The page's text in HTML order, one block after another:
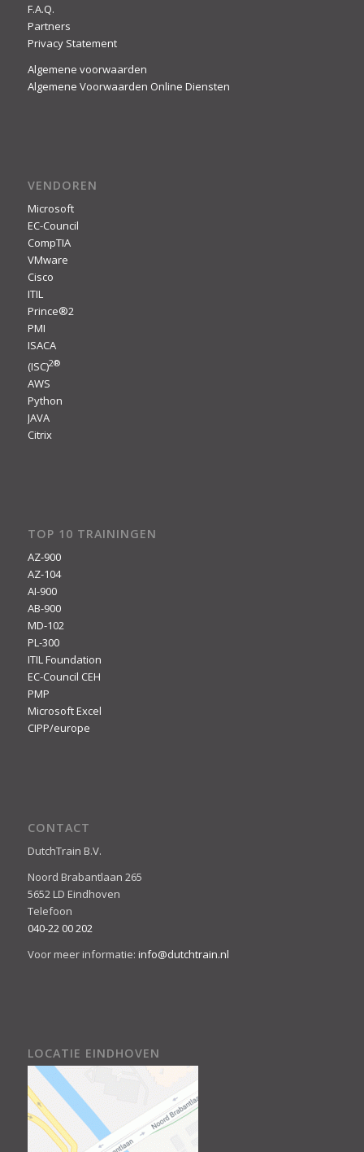
F.A.Q.
Partners
Privacy Statement
Algemene voorwaarden
Algemene Voorwaarden Online Diensten
VENDOREN
Microsoft
EC-Council
CompTIA
VMware
Cisco
ITIL
Prince®2
PMI
ISACA
(ISC)2®
AWS
Python
JAVA
Citrix
TOP 10 TRAININGEN
AZ-900
AZ-104
AI-900
AB-900
MD-102
PL-300
ITIL Foundation
EC-Council CEH
PMP
Microsoft Excel
CIPP/europe
CONTACT
DutchTrain B.V.
Noord Brabantlaan 265
5652 LD Eindhoven
Telefoon
040-22 00 202
Voor meer informatie: info@dutchtrain.nl
LOCATIE EINDHOVEN